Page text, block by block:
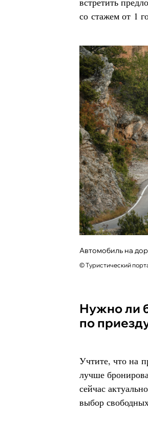
со стажем от 1
Автомобиль на
© Туристический
Нужно ли бронировать заранее или можно
по
Учтите, что на
лучше
сейчас
выбор